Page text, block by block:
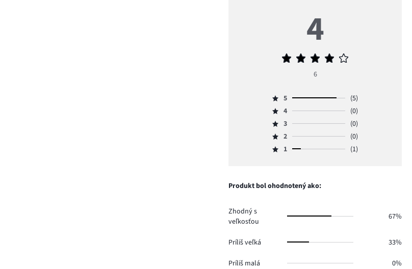
4
Priemerné
4
6
Hodnotenie
5,
počet
hlasov
5
(5)
Hodnotenie
4,
počet
hlasov
4
(0)
Hodnotenie
3,
počet
3
(0)
Hodnotenie
2,
0.
2
(0)
Hodnotenie
hlasov
1 (1)
Produkt bol ohodnotený ako:
Zhodný s
veľkosťou
67%
Príliš veľká 33%
Príliš malá 0%